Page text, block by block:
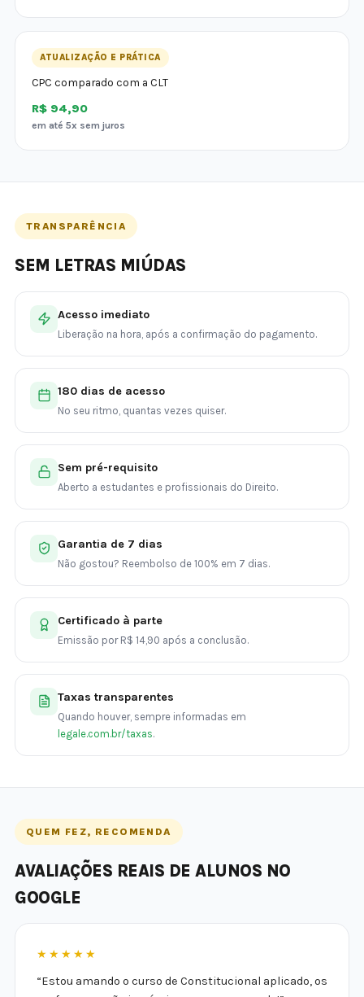
ATUALIZAÇÃO E PRÁTICA
CPC comparado com a CLT
R$ 94,90
em até 5x sem juros
TRANSPARÊNCIA
SEM LETRAS MIÚDAS
Acesso imediato
Liberação na hora, após a confirmação do pagamento.
180 dias de acesso
No seu ritmo, quantas vezes quiser.
Sem pré-requisito
Aberto a estudantes e profissionais do Direito.
Garantia de 7 dias
Não gostou? Reembolso de 100% em 7 dias.
Certificado à parte
Emissão por R$ 14,90 após a conclusão.
Taxas transparentes
Quando houver, sempre informadas em
legale.com.br/taxas.
QUEM FEZ, RECOMENDA
AVALIAÇÕES REAIS DE ALUNOS NO
GOOGLE
★★★★★
“Estou amando o curso de Constitucional aplicado, os